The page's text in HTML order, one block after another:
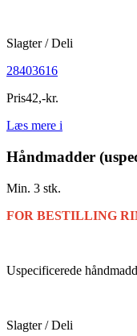
Slagter / Deli
28403616
Pris42,-kr.
Læs mere i
Håndmadder
Min. 3 stk.
FOR BESTILLING
Uspecificerede
Slagter / Deli